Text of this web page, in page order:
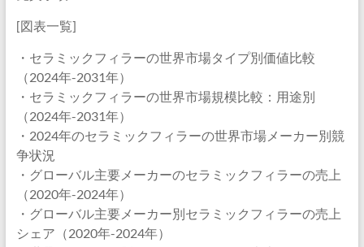
[図表一覧]
・セラミックフィラーの世界市場タイプ別価値比較
（2024年-2031年）
・セラミックフィラーの世界市場規模比較：用途別
（2024年-2031年）
・2024年のセラミックフィラーの世界市場メーカー別競
争状況
・グローバル主要メーカーのセラミックフィラーの売上
（2020年-2024年）
・グローバル主要メーカー別セラミックフィラーの売上
シェア（2020年-2024年）